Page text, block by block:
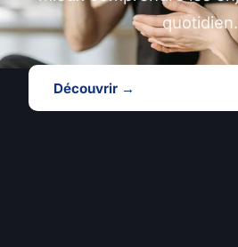
quotidien.
Découvrir →